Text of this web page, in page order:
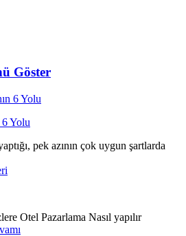
Göster
6 Yolu
pek azının çok uygun şartlarda
Otel Pazarlama Nasıl yapılır